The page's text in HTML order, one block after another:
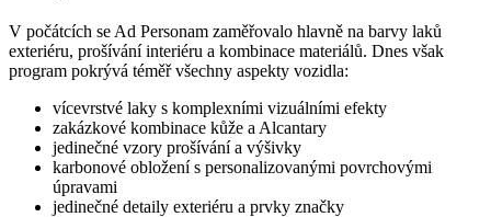
V počátcích se Ad Personam zaměřovalo hlavně na barvy laků
exteriéru, prošívání interiéru a kombinace materiálů. Dnes však
program pokrývá téměř všechny aspekty vozidla:
vícevrstvé laky s komplexními vizuálními efekty
zakázkové kombinace kůže a Alcantary
jedinečné vzory prošívání a výšivky
karbonové obložení s personalizovanými povrchovými
úpravami
jedinečné detaily exteriéru a prvky značky